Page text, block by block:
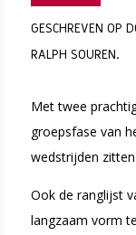
GESCHREVEN OP
RALPH SOUREN.
Met twee
groepsfase van
wedstrijden
Ook de ranglijst
langzaam vorm